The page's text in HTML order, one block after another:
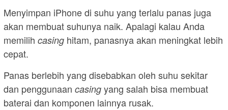
Menyimpan iPhone di suhu yang terlalu panas juga
akan membuat suhunya naik. Apalagi kalau Anda
memilih casing hitam, panasnya akan meningkat lebih
cepat.
Panas berlebih yang disebabkan oleh suhu sekitar
dan penggunaan casing yang salah bisa membuat
baterai dan komponen lainnya rusak.